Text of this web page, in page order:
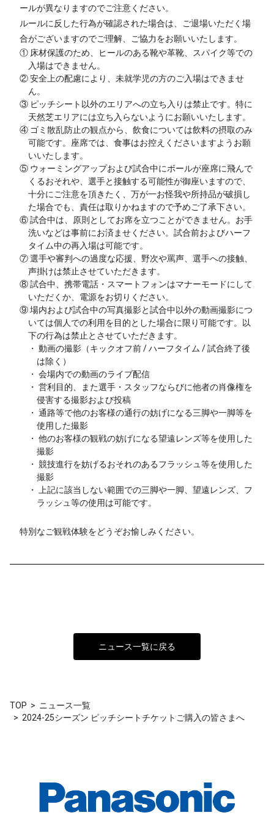
ールが異なりますのでご注意ください。
ルールに反した行為が確認された場合は、ご退場いただく場
合がございますのでご理解、ご協力をお願いいたします。
① 床材保護のため、ヒールのある靴や革靴、スパイク等での
入場はできません。
② 安全上の配慮により、未就学児の方のご入場はできませ
ん。
③ ピッチシート以外のエリアへの立ち入りは禁止です。特に
天然芝エリアには立ち入らないようにお願いいたします。
④ ゴミ散乱防止の観点から、飲食については飲料の摂取のみ
可能です。座席では、食事はお控えくださいますようお願
いいたします。
⑤ ウォーミングアップおよび試合中にボールが座席に飛んで
くるおそれや、選手と接触する可能性が御座いますので、
十分にご注意を頂きたく、万が一お怪我や所持品が破損し
た場合でも、責任は取りかねますので予めご了承下さい。
⑥ 試合中は、原則としてお席を立つことができません。お手
洗いなどは事前にお済ませください。試合前およびハーフ
タイム中の再入場は可能です。
⑦ 選手や審判への過度な応援、野次や罵声、選手への接触、
声掛けは禁止させていただきます。
⑧ 試合中、携帯電話・スマートフォンはマナーモードにして
いただくか、電源をお切りください。
⑨ 場内および試合中の写真撮影と試合中以外の動画撮影につ
いては個人での利用を目的とした場合に限り可能です。以
下の行為は禁止とさせていただきます。
・ 動画の撮影（キックオフ前 / ハーフタイム / 試合終了後
は除く）
・ 会場内での動画のライブ配信
・ 営利目的、また選手・スタッフならびに他者の肖像権を
侵害する撮影および投稿
・ 通路等で他のお客様の通行の妨げになる三脚や一脚等を
使用した撮影
・ 他のお客様の観戦の妨げになる望遠レンズ等を使用した
撮影
・ 競技進行を妨げるおそれのあるフラッシュ等を使用した
撮影
・ 上記に該当しない範囲での三脚や一脚、望遠レンズ、フ
ラッシュ等の使用は可能です。
特別なご観戦体験をどうぞお愉しみください。
ニュース一覧に戻る
TOP
ニュース一覧
2024-25シーズン ピッチシートチケットご購入の皆さまへ